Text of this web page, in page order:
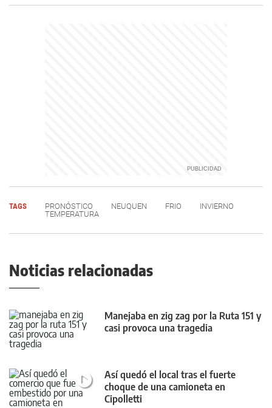
TAGS PRONÓSTICO NEUQUEN FRIO
INVIERNO
TEMPERATURA
Noticias relacionadas
Manejaba en zig zag por la Ruta 151 y
casi provoca una tragedia
Así quedó el local tras el fuerte
choque de una camioneta en
Cipolletti